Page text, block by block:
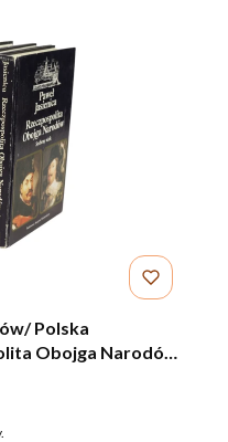
Polska
Obojga Narodów